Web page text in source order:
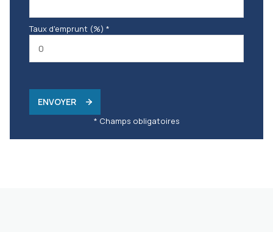
Taux d'emprunt (%) *
ENVOYER
* Champs obligatoires